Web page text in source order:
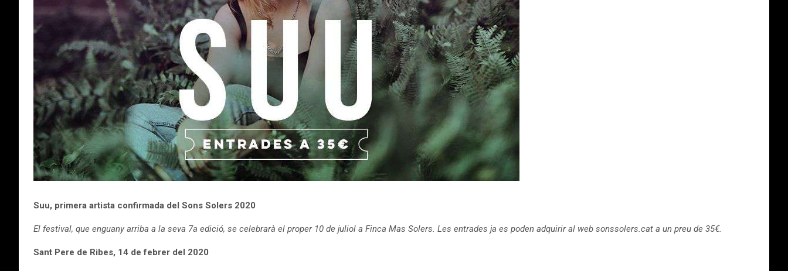
Suu, primera artista confirmada del Sons Solers 2020
El festival, que enguany arriba a la seva 7a edició, se celebrarà el proper 10 de juliol a Finca Mas Solers. Les entrades ja es poden adquirir al web sonssolers.cat a un preu de 35€.
Sant Pere de Ribes, 14 de febrer del 2020